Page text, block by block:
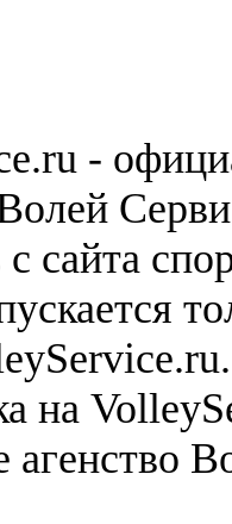
-
сайта
на
агенство